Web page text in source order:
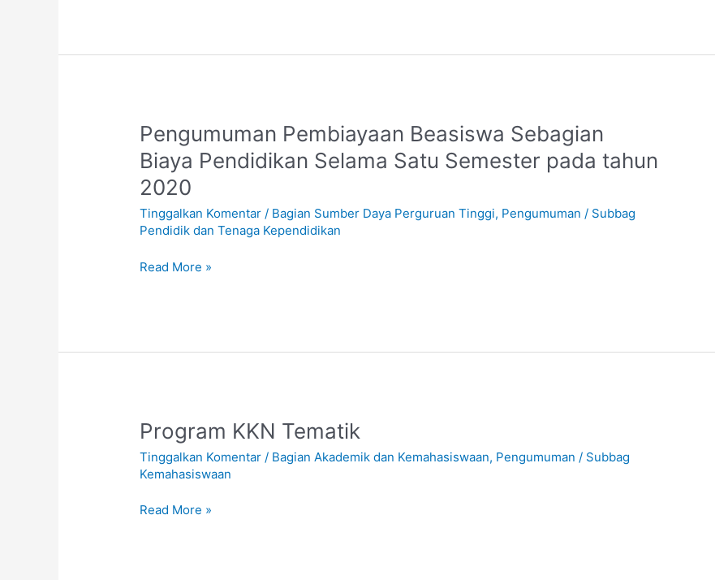
Pengumuman Pembiayaan Beasiswa Sebagian
Biaya Pendidikan Selama Satu Semester pada tahun
2020
Tinggalkan Komentar / Bagian Sumber Daya Perguruan Tinggi, Pengumuman / Subbag
Pendidik dan Tenaga Kependidikan
Pengumuman
Pembiayaan
Beasiswa
Sebagian
Biaya
Pendidikan
Satu
Read More »
Program KKN Tematik
Tinggalkan Komentar / Bagian Akademik dan Kemahasiswaan, Pengumuman / Subbag
Kemahasiswaan
Program
Tematik
Read More »